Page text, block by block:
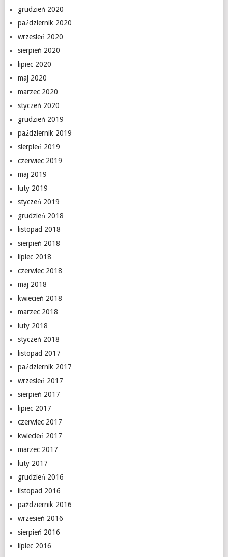
grudzień 2020
październik 2020
wrzesień 2020
sierpień 2020
lipiec 2020
maj 2020
marzec 2020
styczeń 2020
grudzień 2019
październik 2019
sierpień 2019
czerwiec 2019
maj 2019
luty 2019
styczeń 2019
grudzień 2018
listopad 2018
sierpień 2018
lipiec 2018
czerwiec 2018
maj 2018
kwiecień 2018
marzec 2018
luty 2018
styczeń 2018
listopad 2017
październik 2017
wrzesień 2017
sierpień 2017
lipiec 2017
czerwiec 2017
kwiecień 2017
marzec 2017
luty 2017
grudzień 2016
listopad 2016
październik 2016
wrzesień 2016
sierpień 2016
lipiec 2016